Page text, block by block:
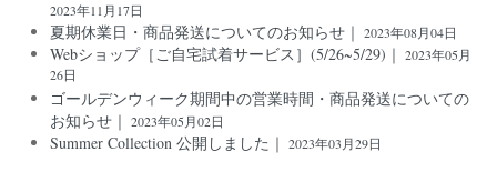
2023年11月17日
夏期休業日・商品発送についてのお知らせ｜ 2023年08月04日
Webショップ［ご自宅試着サービス］(5/26~5/29)｜ 2023年05月
26日
ゴールデンウィーク期間中の営業時間・商品発送についての
お知らせ｜ 2023年05月02日
Summer Collection 公開しました｜ 2023年03月29日